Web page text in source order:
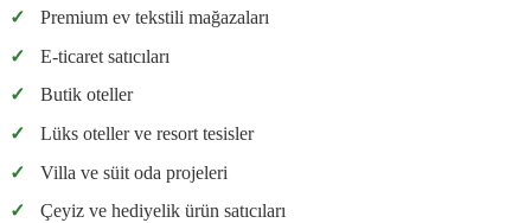
✓
Premium ev tekstili mağazaları
✓
E-ticaret satıcıları
✓
Butik oteller
✓
Lüks oteller ve resort tesisler
✓
Villa ve süit oda projeleri
✓
Çeyiz ve hediyelik ürün satıcıları